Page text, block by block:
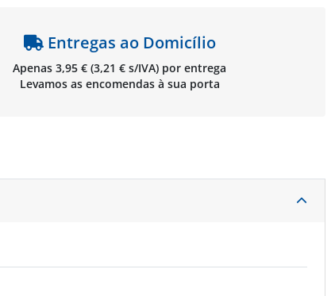
Entregas ao Domicílio
Apenas 3,95 € (3,21 € s/IVA) por entrega
Levamos as encomendas à sua porta